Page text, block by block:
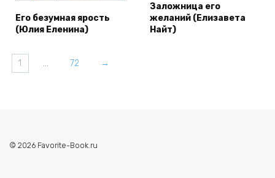
Его безумная ярость
(Юлия Еленина)
Заложница его
желаний (Елизавета
Найт)
1 … 72 →
© 2026 Favorite-Book.ru